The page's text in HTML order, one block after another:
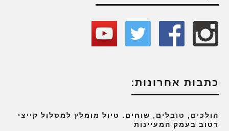
כתבות אחרונות:
הולכים, טובלים, שוחים. טיול מומלץ למסלול קייצי
רטוב בעמק המעיינות